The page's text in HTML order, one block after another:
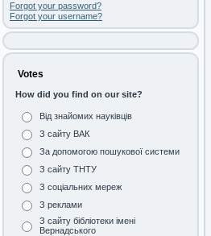
Forgot your password?
Forgot your username?
Votes
How did you find on our site?
Від знайомих науківців
З сайту ВАК
За допомогою пошукової системи
З сайту ТНТУ
З соціальних мереж
З реклами
З сайту бібліотеки імені
Вернадського